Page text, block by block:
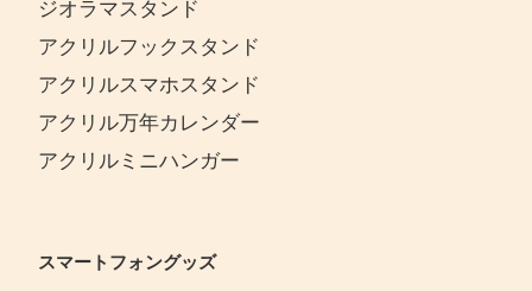
ジオラマスタンド
アクリルフックスタンド
アクリルスマホスタンド
アクリル万年カレンダー
アクリルミニハンガー
スマートフォングッズ